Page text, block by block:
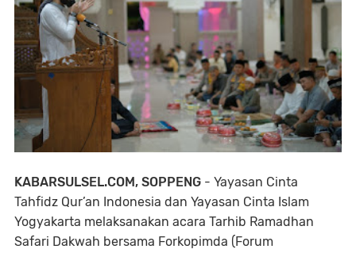
KABARSULSEL.COM, SOPPENG - Yayasan Cinta
Tahfidz Qur’an Indonesia dan Yayasan Cinta Islam
Yogyakarta melaksanakan acara Tarhib Ramadhan
Safari Dakwah bersama Forkopimda (Forum